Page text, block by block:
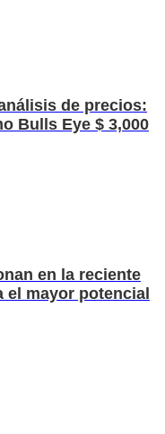
de precios:
Bulls Eye $ 3,000
en la reciente
mayor potencial